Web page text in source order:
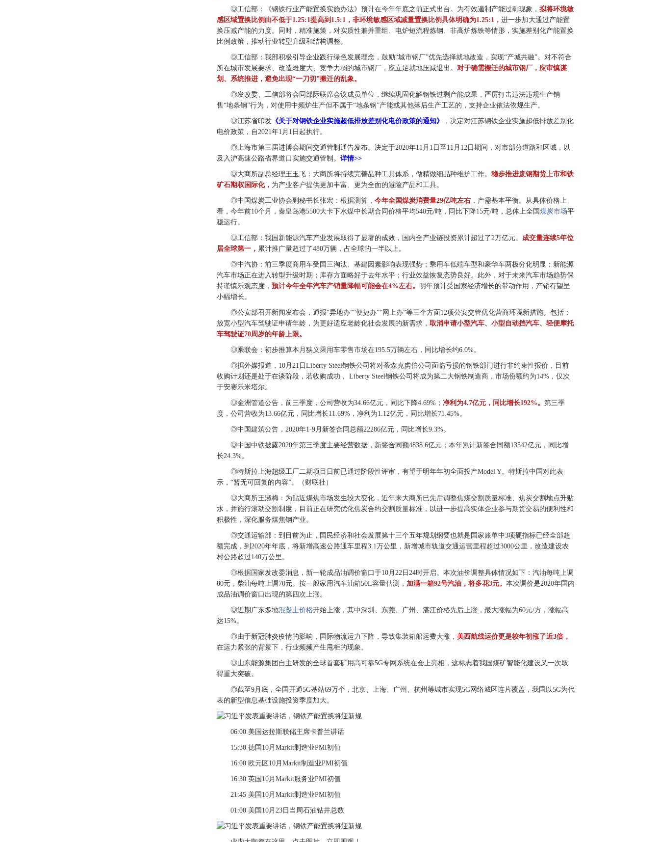
◎工信部：《钢铁行业产能置换实施办法》预计在今年年底之前正式出台。为有效遏制产能过剩现象， 拟将环境敏
感区域置换比例由不低于1.25:1提高到1.5:1，非环境敏感区域减量置换比例具体明确为1.25:1， 进一步加大通过产能置
换压减产能的力度。同时，精准施策，对实质性兼并重组、电炉短流程炼钢、非高炉炼铁等情形，实施差别化产能置换
比例政策，推动行业转型升级和结构调整。
◎工信部：我部积极引导企业践行绿色发展理念，鼓励“城市钢厂”优先选择就地改造，实现“产城共融”。对不符合
所在城市发展要求、改造难度大、竞争力弱的城市钢厂，应立足就地压减退出。 对于确需搬迁的城市钢厂，应审慎谋
划、系统推进，避免出现“一刀切”搬迁的乱象。
◎发改委、工信部将会同部际联席会议成员单位，继续巩固化解钢铁过剩产能成果，严厉打击违法违规生产销
售“地条钢”行为，对使用中频炉生产但不属于“地条钢”产能或其他落后生产工艺的，支持企业依法依规生产。
◎江苏省印发 《关于对钢铁企业实施超低排放差别化电价政策的通知》
，决定对江苏钢铁企业实施超低排放差别化
电价政策，自2021年1月1日起执行。
◎上海市第三届进博会期间交通管制通告发布。决定于2020年11月1日至11月12日期间，对市部分道路和区域，以
及入沪高速公路省界道口实施交通管制。 详情>>
◎大商所副总经理王玉飞：大商所将持续完善品种工具体系，做精做细品种维护工作。 稳步推进废钢期货上市和铁
矿石期权国际化， 为产业客户提供更加丰富、更为全面的避险产品和工具。
◎中国煤炭工业协会副秘书长张宏：根据测算， 今年全国煤炭消费量29亿吨左右 ， 产需基本平衡。从具体价格上
看，今年前10个月，秦皇岛港5500大卡下水煤中长期合同价格平均540元/吨，同比下降15元/吨，总体上全国 煤炭市场平
稳运行。
◎工信部：我国新能源汽车产业发展取得了显著的成效，国内全产业链投资累计超过了2万亿元。 成交量连续5年位
居全球第一， 累计推广量超过了480万辆，占全球的一半以上。
◎中汽协：前三季度商用车受国三淘汰、基建因素影响表现强势；乘用车低端车型和豪华车两极分化明显；新能源
汽车市场正在进入转型升级时期；库存方面略好于去年水平；行业效益恢复态势良好。此外，对于未来汽车市场趋势保
持谨慎乐观态度， 预计今年全年汽车产销量降幅可能会在4%左右。 明年预计受国家经济增长的带动作用，产销有望呈
小幅增长。
◎公安部召开新闻发布会，通报“异地办”“便捷办”“网上办”等三个方面12项公安交管优化营商环境新措施。包括：
放宽小型汽车驾驶证申请年龄，为更好适应老龄化社会发展的新需求， 取消申请小型汽车、小型自动挡汽车、轻便摩托
车驾驶证70周岁的年龄上限。
◎乘联会：初步推算本月狭义乘用车零售市场在195.5万辆左右，同比增长约6.0%。
◎据外媒报道，10月21日Liberty Steel钢铁公司将对蒂森克虏伯公司面临亏损的钢铁部门进行非约束性报价，目前
收购计划还是处于在谈阶段，若收购成功， Liberty Steel钢铁公司将成为第二大钢铁制造商，市场份额约为14%，仅次
于安赛乐米塔尔。
◎金洲管道公告，前三季度，公司营收为34.66亿元，同比下降4.69%； 净利为4.7亿元，同比增长192%。 第三季
度，公司营收为13.66亿元，同比增长11.69%，净利为1.12亿元，同比增长71.45%。
◎中国建筑公告，2020年1-9月新签合同总额22286亿元，同比增长9.3%。
◎中国中铁披露2020年第三季度主要经营数据，新签合同额4838.6亿元；本年累计新签合同额13542亿元，同比增
长24.3%。
◎特斯拉上海超级工厂二期项目日前已通过阶段性评审，有望于明年年初全面投产Model Y。特斯拉中国对此表
示，“暂无可回复的内容”。（财联社）
◎大商所王淑梅：为贴近煤焦市场发生较大变化，近年来大商所已先后调整焦煤交割质量标准、焦炭交割地点升贴
水，并施行滚动交割制度，目前正在研究优化焦炭合约交割质量标准，以进一步提高实体企业参与期货交易的便利性和
积极性，深化服务煤焦钢产业。
◎交通运输部：到目前为止，国民经济和社会发展第十三个五年规划纲要也就是国家账单中3项硬指标已经全部超
额完成，到2020年年底，将新增高速公路通车里程3.1万公里，新增城市轨道交通运营里程超过3000公里，改造建设农
村公路超过140万公里。
◎根据国家发改委消息，新一轮成品油调价窗口于10月22日24时开启。本次油价调整具体情况如下：汽油每吨上调
80元，柴油每吨上调70元。按一般家用汽车油箱50L容量估测， 加满一箱92号汽油，将多花3元。 本次调价是2020年国内
成品油调价窗口出现的第四次上涨。
◎近期广东多地混凝土价格开始上涨，其中深圳、东莞、广州、湛江价格先后上涨，最大涨幅为60元/方，涨幅高
达15%。
◎由于新冠肺炎疫情的影响，国际物流运力下降，导致集装箱船运费大涨， 美西航线运价更是较年初涨了近3倍，
在运力紧张的背景下，行业频频产生甩柜的现象。
◎山东能源集团自主研发的全球首套矿用高可靠5G专网系统在会上亮相，这标志着我国煤矿智能化建设又一次取
得重大突破。
◎截至9月底，全国开通5G基站69万个，北京、上海、广州、杭州等城市实现5G网络城区连片覆盖，我国以5G为代
表的新型信息基础设施投资季度加大。
06:00 美国达拉斯联储主席卡普兰讲话
15:30 德国10月Markit制造业PMI初值
16:00 欧元区10月Markit制造业PMI初值
16:30 英国10月Markit服务业PMI初值
21:45 美国10月Markit制造业PMI初值
01:00 美国10月23日当周石油钻井总数